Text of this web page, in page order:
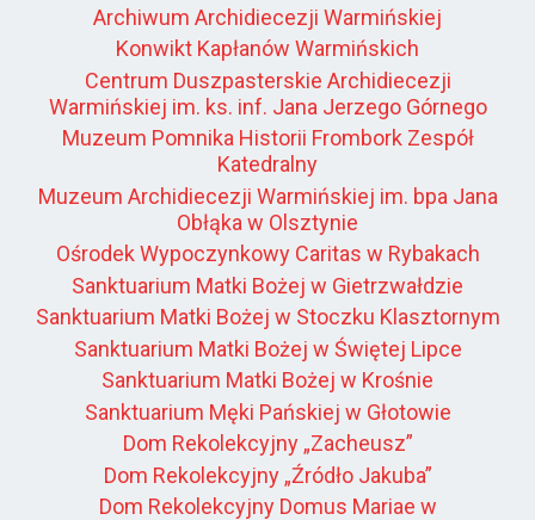
Archiwum Archidiecezji Warmińskiej
Konwikt Kapłanów Warmińskich
Centrum Duszpasterskie Archidiecezji
Warmińskiej im. ks. inf. Jana Jerzego Górnego
Muzeum Pomnika Historii Frombork Zespół
Katedralny
Muzeum Archidiecezji Warmińskiej im. bpa Jana
Obłąka w Olsztynie
Ośrodek Wypoczynkowy Caritas w Rybakach
Sanktuarium Matki Bożej w Gietrzwałdzie
Sanktuarium Matki Bożej w Stoczku Klasztornym
Sanktuarium Matki Bożej w Świętej Lipce
Sanktuarium Matki Bożej w Krośnie
Sanktuarium Męki Pańskiej w Głotowie
Dom Rekolekcyjny „Zacheusz”
Dom Rekolekcyjny „Źródło Jakuba”
Dom Rekolekcyjny Domus Mariae w